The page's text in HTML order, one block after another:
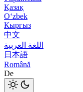
Қазақ
Оʻzbek
Кыргыз
中文
اللغة العربية
日本語
Română
De